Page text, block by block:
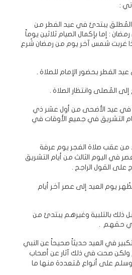
:
المُطلق يبتدئ في عيد الفطر من
: إما بإكمال الصيام ثلاثين يوماً
غربت شمس آخر يوم من رمضان شُرع
الفطر بحضور الإمام للصلاة .
إلى المُصلى وانتظار الصلاة .
في عيد الأضحى من أول عشر ذي
التشريق في جميع الأوقات في
من عقب صلاة الفجر يوم عرفة
في اليوم الثالث من أيام التشريق
على القول الراجح .
يوم العيد إلى عصر آخر أيام
ذلك بالتلبية وغيرهم يبتدئ من
في حقهم .
في العيد حديثاً صحيحاً عن النبي
ولكن صحت في ذلك آثار عن أصحاب
وسلم على أنواع مُتعددة منها ما